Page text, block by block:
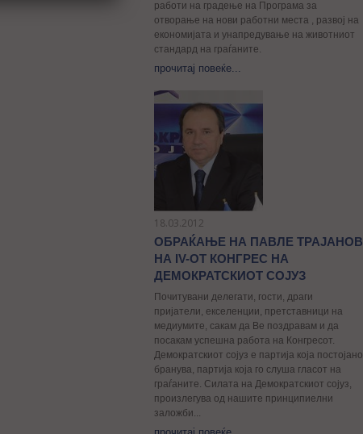
работи на градење на Програма за
отворање на нови работни места , развој на
економијата и унапредување на животниот
стандард на граѓаните.
прочитај повеќе...
18.03.2012
ОБРАЌАЊЕ НА ПАВЛЕ ТРАЈАНОВ
НА IV-ОТ КОНГРЕС НА
ДЕМОКРАТСКИОТ СОЈУЗ
Почитувани делегати, гости, драги
пријатели, екселенции, претставници на
медиумите, сакам да Ве поздравам и да
посакам успешна работа на Конгресот.
Демократскиот сојуз е партија која постојано
бранува, партија која го слуша гласот на
граѓаните. Силата на Демократскиот сојуз,
произлегува од нашите принципиелни
заложби...